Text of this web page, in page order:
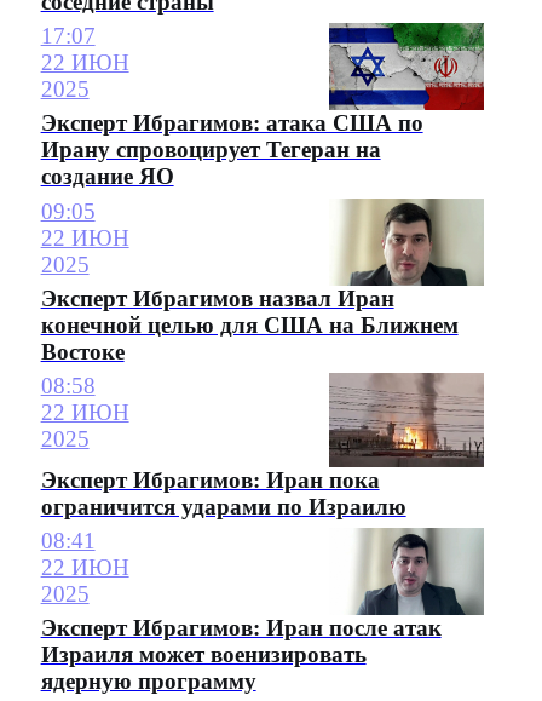
17:07
22 ИЮН
2025
Эксперт Ибрагимов: атака США по
Ирану спровоцирует Тегеран на
создание ЯО
09:05
22 ИЮН
2025
Эксперт Ибрагимов назвал Иран
конечной целью для США на Ближнем
Востоке
08:58
22 ИЮН
2025
Эксперт Ибрагимов: Иран пока
ограничится ударами по Израилю
08:41
22 ИЮН
2025
Эксперт Ибрагимов: Иран после атак
Израиля может военизировать
ядерную программу